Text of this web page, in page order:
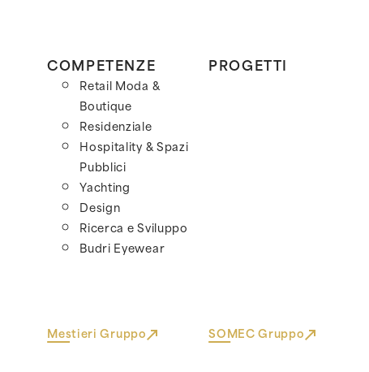
COMPETENZE
Retail Moda &
Boutique
Residenziale
Hospitality & Spazi
Pubblici
Yachting
Design
Ricerca e Sviluppo
Budri Eyewear
PROGETTI
Mestieri Gruppo SOMEC Gruppo